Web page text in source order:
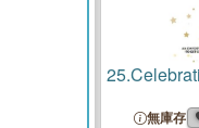
25.
無庫存